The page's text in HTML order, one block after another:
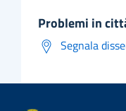
problemi in
Segnala